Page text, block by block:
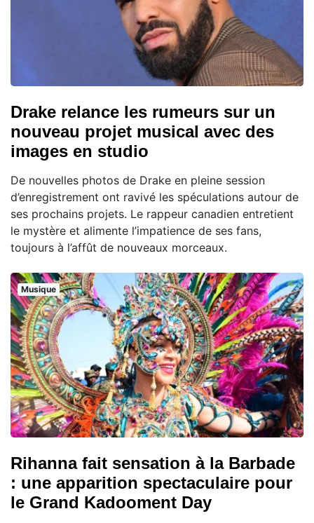
Drake relance les rumeurs sur un
nouveau projet musical avec des
images en studio
De nouvelles photos de Drake en pleine session
d’enregistrement ont ravivé les spéculations autour de
ses prochains projets. Le rappeur canadien entretient
le mystère et alimente l’impatience de ses fans,
toujours à l’affût de nouveaux morceaux.
Musique
Rihanna fait sensation à la Barbade
: une apparition spectaculaire pour
le Grand Kadooment Day